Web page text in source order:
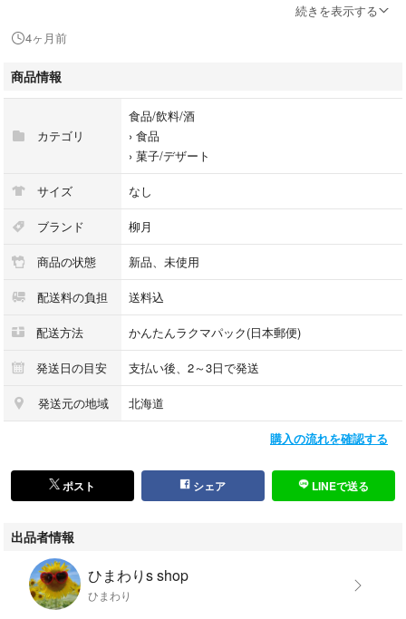
◆発送中の割れや潰れなどにご理解いただける方のみ、宜しくお願い致し
ます。
続きを表示する
4ヶ月前
商品情報
カテゴリ
食品/飲料/酒
› 食品
› 菓子/デザート
サイズ なし
ブランド 柳月
商品の状態 新品、未使用
配送料の負担 送料込
配送方法 かんたんラクマパック(日本郵便)
発送日の目安 支払い後、2～3日で発送
発送元の地域 北海道
購入の流れを確認する
ポスト シェア LINEで送る
出品者情報
ひまわりs shop
ひまわり